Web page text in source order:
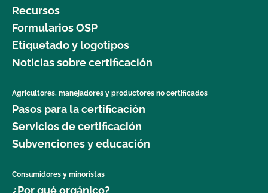
Recursos
Formularios OSP
Etiquetado y logotipos
Noticias sobre certificación
Agricultores, manejadores y productores no certificados
Pasos para la certificación
Servicios de certificación
Subvenciones y educación
Consumidores y minoristas
¿Por qué orgánico?